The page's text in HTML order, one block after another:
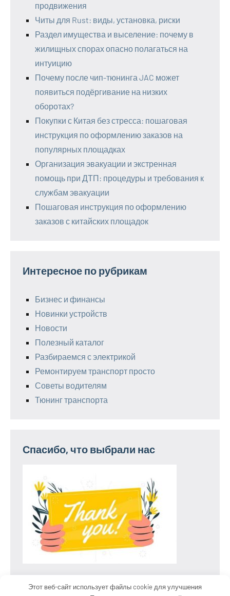
продвижения
Читы для Rust: виды, установка, риски
Раздел имущества и выселение: почему в
жилищных спорах опасно полагаться на
интуицию
Почему после чип-тюнинга JAC может
появиться подёргивание на низких
оборотах?
Покупки с Китая без стресса: пошаговая
инструкция по оформлению заказов на
популярных площадках
Организация эвакуации и экстренная
помощь при ДТП: процедуры и требования к
службам эвакуации
Пошаговая инструкция по оформлению
заказов с китайских площадок
Интересное по рубрикам
Бизнес и финансы
Новинки устройств
Новости
Полезный каталог
Разбираемся с электрикой
Ремонтируем транспорт просто
Советы водителям
Тюнинг транспорта
Спасибо, что выбрали нас
Этот веб-сайт использует файлы cookie для улучшения